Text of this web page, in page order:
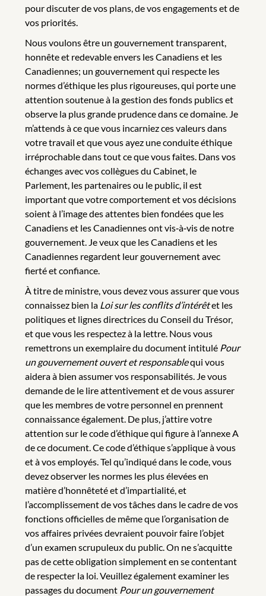
pour discuter de vos plans, de vos engagements et de
vos priorités.
Nous voulons être un gouvernement transparent,
honnête et redevable envers les Canadiens et les
Canadiennes; un gouvernement qui respecte les
normes d’éthique les plus rigoureuses, qui porte une
attention soutenue à la gestion des fonds publics et
observe la plus grande prudence dans ce domaine. Je
m’attends à ce que vous incarniez ces valeurs dans
votre travail et que vous ayez une conduite éthique
irréprochable dans tout ce que vous faites. Dans vos
échanges avec vos collègues du Cabinet, le
Parlement, les partenaires ou le public, il est
important que votre comportement et vos décisions
soient à l’image des attentes bien fondées que les
Canadiens et les Canadiennes ont vis‑à‑vis de notre
gouvernement. Je veux que les Canadiens et les
Canadiennes regardent leur gouvernement avec
fierté et confiance.
À titre de ministre, vous devez vous assurer que vous
connaissez bien la Loi sur les conflits d’intérêtet les
politiques et lignes directrices du Conseil du Trésor,
et que vous les respectez à la lettre. Nous vous
remettrons un exemplaire du document intitulé Pour
un gouvernement ouvert et responsablequi vous
aidera à bien assumer vos responsabilités. Je vous
demande de le lire attentivement et de vous assurer
que les membres de votre personnel en prennent
connaissance également. De plus, j’attire votre
attention sur le code d’éthique qui figure à l’annexe A
de ce document. Ce code d’éthique s’applique à vous
et à vos employés. Tel qu’indiqué dans le code, vous
devez observer les normes les plus élevées en
matière d’honnêteté et d’impartialité, et
l’accomplissement de vos tâches dans le cadre de vos
fonctions officielles de même que l’organisation de
vos affaires privées devraient pouvoir faire l’objet
d’un examen scrupuleux du public. On ne s’acquitte
pas de cette obligation simplement en se contentant
de respecter la loi. Veuillez également examiner les
passages du document Pour un gouvernement